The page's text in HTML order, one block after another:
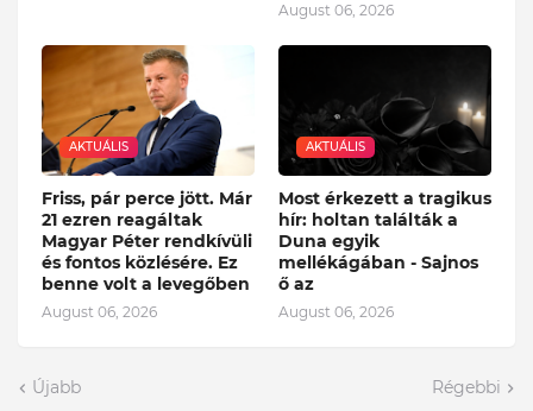
August 06, 2026
AKTUÁLIS
Friss, pár perce jött. Már
21 ezren reagáltak
Magyar Péter rendkívüli
és fontos közlésére. Ez
benne volt a levegőben
August 06, 2026
AKTUÁLIS
Most érkezett a tragikus
hír: holtan találták a
Duna egyik
mellékágában - Sajnos
ő az
August 06, 2026
Újabb Régebbi